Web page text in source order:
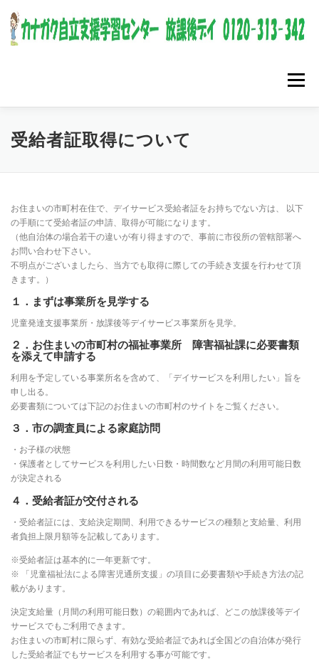
メニュー
受給者証取得について
お住まいの市町村在住で、デイサービス受給者証をお持ちでない方は、 以下
の手順にて受給者証の申請、取得が可能になります。
（他自治体の場合若干の違いが有り得ますので、事前に市役所の管轄部署へ
お問い合わせ下さい。
不明点がございましたら、当方でも取得に際しての手続き支援を行わせて頂
きます。）
１．まずは事業所を見学する
児童発達支援事業所・放課後等デイサービス事業所を見学。
２．お住まいの市町村の福祉事業所 障害福祉課に必要書類
を添えて申請する
利用を予定している事業所名を含めて、「デイサービスを利用したい」旨を
申し出る。
必要書類については下記のお住まいの市町村のサイトをご覧ください。
３．市の調査員による家庭訪問
・お子様の状態
・保護者としてサービスを利用したい日数・時間数など月間の利用可能日数
が決定される
４．受給者証が交付される
・受給者証には、支給決定期間、利用できるサービスの種類と支給量、利用
者負担上限月額等を記載してあります。
※受給者証は基本的に一年更新です。
※ 「児童福祉法による障害児通所支援」の項目に必要書類や手続き方法の記
載があります。
決定支給量（月間の利用可能日数）の範囲内であれば、どこの放課後等デイ
サービスでもご利用できます。
お住まいの市町村に限らず、有効な受給者証であれば全国どの自治体が発行
した受給者証でもサービスを利用する事が可能です。